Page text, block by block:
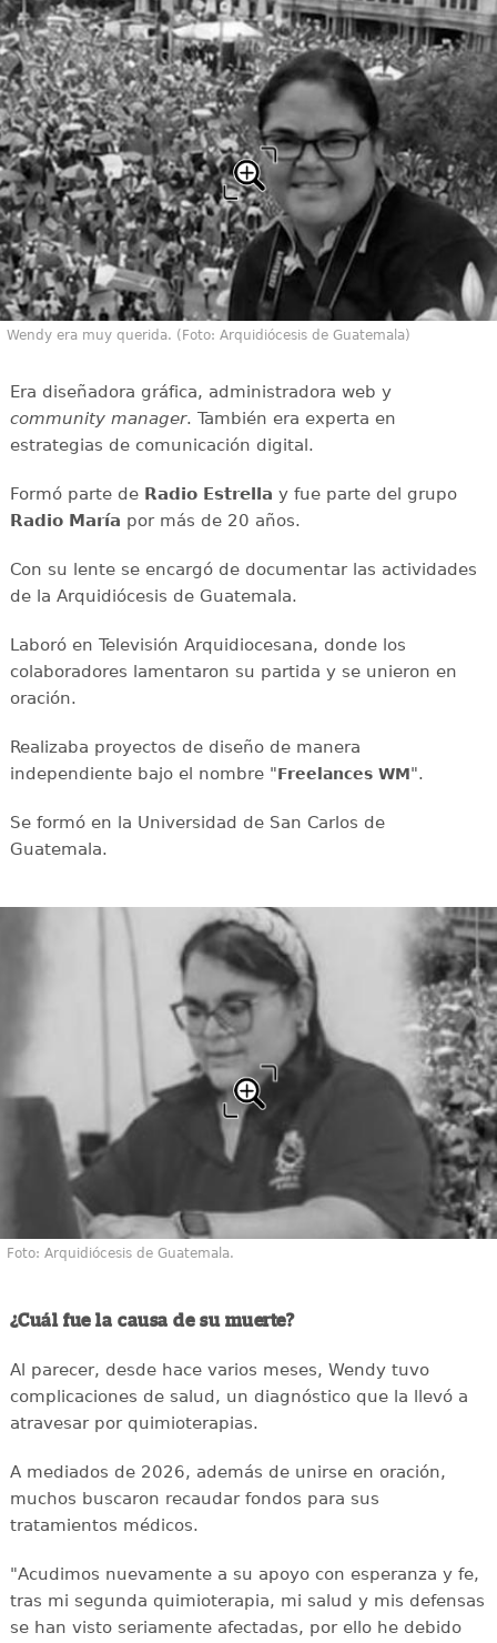
Wendy era muy querida. (Foto: Arquidiócesis de Guatemala)
Era diseñadora gráfica, administradora web y
community manager. También era experta en
estrategias de comunicación digital.
Formó parte de Radio Estrella y fue parte del grupo
Radio María por más de 20 años.
Con su lente se encargó de documentar las actividades
de la Arquidiócesis de Guatemala.
Laboró en Televisión Arquidiocesana, donde los
colaboradores lamentaron su partida y se unieron en
oración.
Realizaba proyectos de diseño de manera
independiente bajo el nombre "Freelances WM".
Se formó en la Universidad de San Carlos de
Guatemala.
Foto: Arquidiócesis de Guatemala.
¿Cuál fue la causa de su muerte?
Al parecer, desde hace varios meses, Wendy tuvo
complicaciones de salud, un diagnóstico que la llevó a
atravesar por quimioterapias.
A mediados de 2026, además de unirse en oración,
muchos buscaron recaudar fondos para sus
tratamientos médicos.
"Acudimos nuevamente a su apoyo con esperanza y fe,
tras mi segunda quimioterapia, mi salud y mis defensas
se han visto seriamente afectadas, por ello he debido